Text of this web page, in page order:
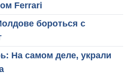
Ferrari
бороться с
На самом деле, украли